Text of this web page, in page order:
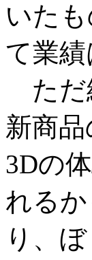
いた
て業
ただ
新商
3Dの
れる
り、